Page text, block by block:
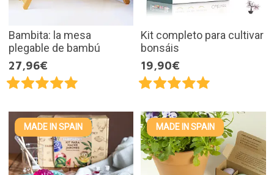
Bambita: la mesa
plegable de bambú
27,96€
Kit completo para cultivar
bonsáis
19,90€
MADE IN SPAIN MADE IN SPAIN